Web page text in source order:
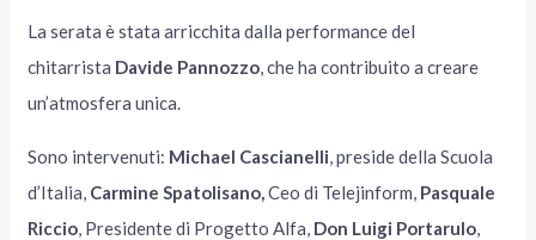
La serata è stata arricchita dalla performance del
chitarrista Davide Pannozzo, che ha contribuito a creare
un’atmosfera unica.
Sono intervenuti: Michael Cascianelli, preside della Scuola
d’Italia, Carmine Spatolisano,Ceo di Telejinform, Pasquale
Riccio, Presidente di Progetto Alfa, Don Luigi Portarulo,